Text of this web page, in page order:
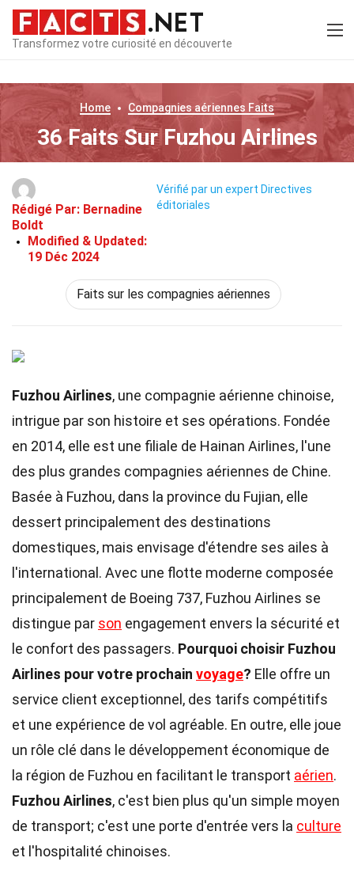
Transformez votre curiosité en découverte
Home Compagnies aériennes Faits
36 Faits Sur Fuzhou Airlines
Rédigé Par: Bernadine
Boldt
Modified & Updated:
19 Déc 2024
Vérifié par un expert Directives
éditoriales
Faits sur les compagnies aériennes
Fuzhou Airlines, une compagnie aérienne chinoise,
intrigue par son histoire et ses opérations. Fondée
en 2014, elle est une filiale de Hainan Airlines, l'une
des plus grandes compagnies aériennes de Chine.
Basée à Fuzhou, dans la province du Fujian, elle
dessert principalement des destinations
domestiques, mais envisage d'étendre ses ailes à
l'international. Avec une flotte moderne composée
principalement de Boeing 737, Fuzhou Airlines se
distingue par son engagement envers la sécurité et
le confort des passagers. Pourquoi choisir Fuzhou
Airlines pour votre prochain voyage? Elle offre un
service client exceptionnel, des tarifs compétitifs
et une expérience de vol agréable. En outre, elle joue
un rôle clé dans le développement économique de
la région de Fuzhou en facilitant le transport aérien.
Fuzhou Airlines, c'est bien plus qu'un simple moyen
de transport; c'est une porte d'entrée vers la culture
et l'hospitalité chinoises.